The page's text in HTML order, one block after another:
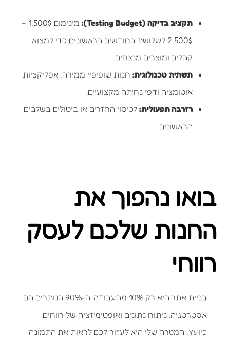
תקציב בדיקה (Testing Budget):
מינימום 1,500$ –
2,500$ לשלושת החודשים הראשונים כדי למצוא
קהלים ומוצרים מנצחים.
תשתית טכנולוגית: חנות שופיפיי ממירה, אפליקציות
אוטומציה ודפי נחיתה מקצועיים.
רזרבה תפעולית: לכיסוי החזרים או ביטולים בשלבים
הראשונים.
בואו נהפוך את
החנות שלכם לעסק
רווחי
בניית אתר היא רק 10% מהעבודה. ה-90% הנותרים הם
אסטרטגיה, ניתוח נתונים ואופטימיזציה של רווחים.
כיועץ, המטרה שלי היא לעזור לכם לראות את התמונה